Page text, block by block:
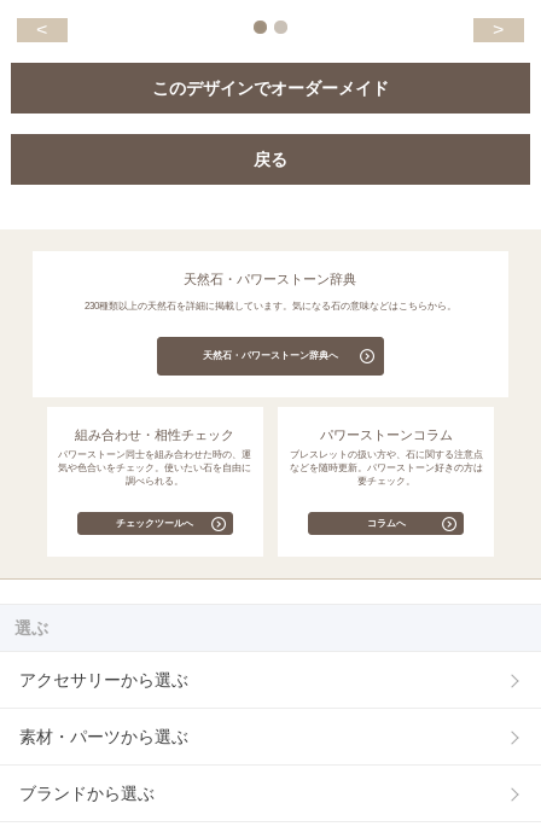
< >
このデザインでオーダーメイド
戻る
天然石・パワーストーン辞典
230種類以上の天然石を詳細に掲載しています。気になる石の意味などはこちらから。
天然石・パワーストーン辞典へ
組み合わせ・相性チェック
パワーストーン同士を組み合わせた時の、運
気や色合いをチェック。使いたい石を自由に
調べられる。
チェックツールへ
パワーストーンコラム
ブレスレットの扱い方や、石に関する注意点
などを随時更新。パワーストーン好きの方は
要チェック。
コラムへ
選ぶ
アクセサリーから選ぶ
素材・パーツから選ぶ
ブランドから選ぶ